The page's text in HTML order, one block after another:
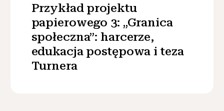
Przykład projektu
papierowego 3: „Granica
społeczna”: harcerze,
edukacja postępowa i teza
Turnera